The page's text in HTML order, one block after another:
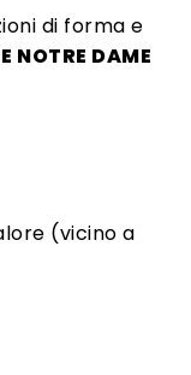
di forma e
NOTRE DAME
(vicino a